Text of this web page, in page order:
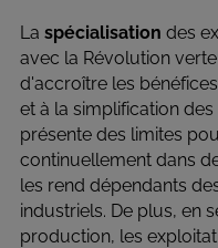
COMPTE
DE
L'UTILISATEUR
La spécialisation des
avec la Révolution
d'accroître les
et à la simplification
présente des limites
continuellement dans
les rend dépendants
industriels. De plus, en
production, les